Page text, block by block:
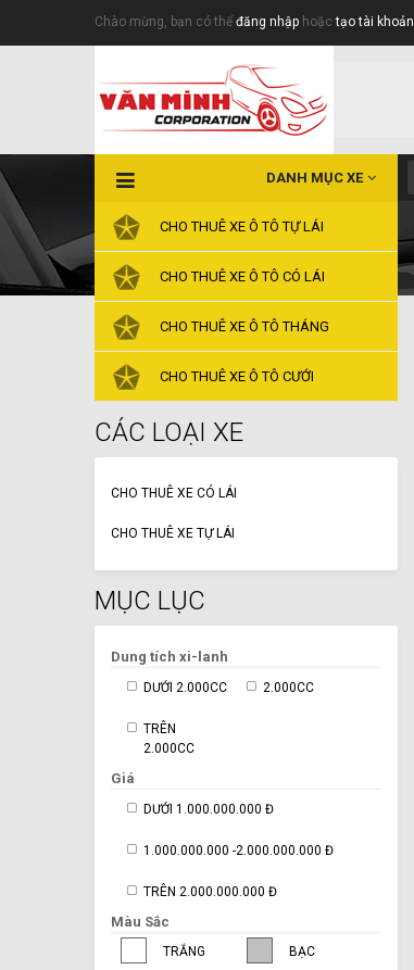
Chào mừng, bạn có thể đăng nhập hoặctạo tài khoản
DANH MỤC XE
CHO THUÊ XE Ô TÔ TỰ LÁI
CHO THUÊ XE Ô TÔ CÓ LÁI
CHO THUÊ XE Ô TÔ THÁNG
CHO THUÊ XE Ô TÔ CƯỚI
CÁC LOẠI XE
CHO THUÊ XE CÓ LÁI
CHO THUÊ XE TỰ LÁI
MỤC LỤC
Dung tích xi-lanh
DƯỚI 2.000CC 2.000CC
TRÊN
2.000CC
Giá
DƯỚI 1.000.000.000 Đ
1.000.000.000 -2.000.000.000 Đ
TRÊN 2.000.000.000 Đ
Màu Sắc
TRẮNG BẠC